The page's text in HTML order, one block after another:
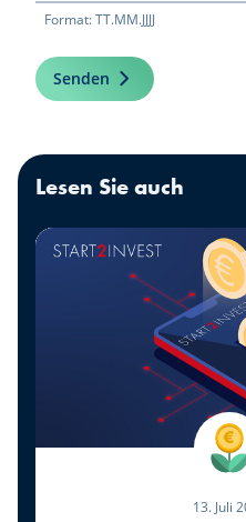
Format: TT.MM.JJJJ
Senden
Lesen Sie auch
13. Juli